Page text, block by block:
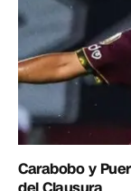
Carabobo y